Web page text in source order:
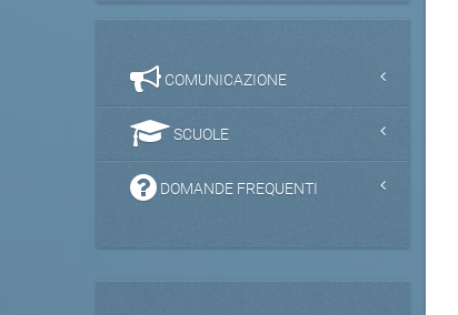
COMUNICAZIONE
SCUOLE
DOMANDE FREQUENTI